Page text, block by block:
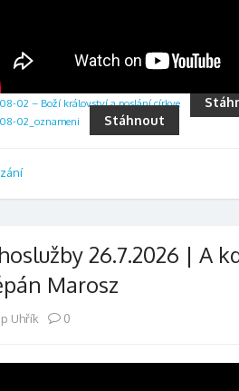
02 – Boží království a poslání církve
02_oznameni Stáhnout
26.7.2026 | A
Marosz
Uhřík 0